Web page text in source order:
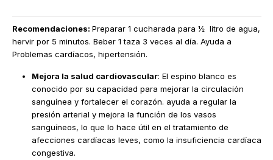
Recomendaciones: Preparar 1 cucharada para ½ litro de agua,
hervir por 5 minutos. Beber 1 taza 3 veces al día. Ayuda a
Problemas cardíacos, hipertensión.
Mejora la salud cardiovascular: El espino blanco es
conocido por su capacidad para mejorar la circulación
sanguínea y fortalecer el corazón. ayuda a regular la
presión arterial y mejora la función de los vasos
sanguíneos, lo que lo hace útil en el tratamiento de
afecciones cardíacas leves, como la insuficiencia cardíaca
congestiva.